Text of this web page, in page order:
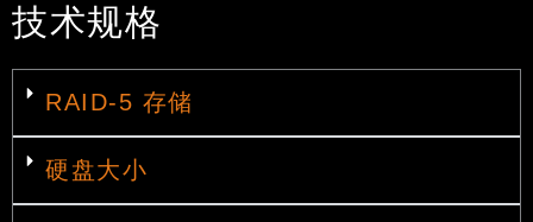
技术规格
RAID-5 存储
硬盘大小